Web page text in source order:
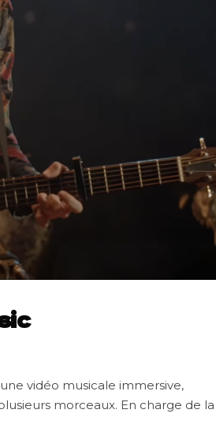
vidéo musicale immersive,
morceaux. En charge de la